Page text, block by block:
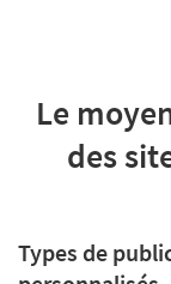
Le
des
Types de